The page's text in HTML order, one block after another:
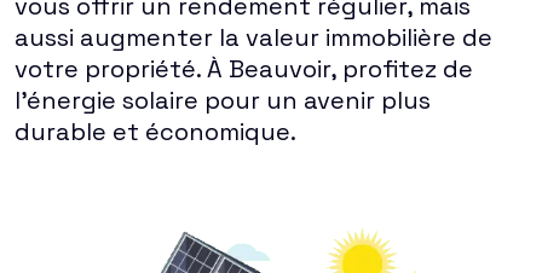
aussi augmenter la valeur immobilière de
votre propriété. À Beauvoir, profitez de
l'énergie solaire pour un avenir plus
durable et économique.